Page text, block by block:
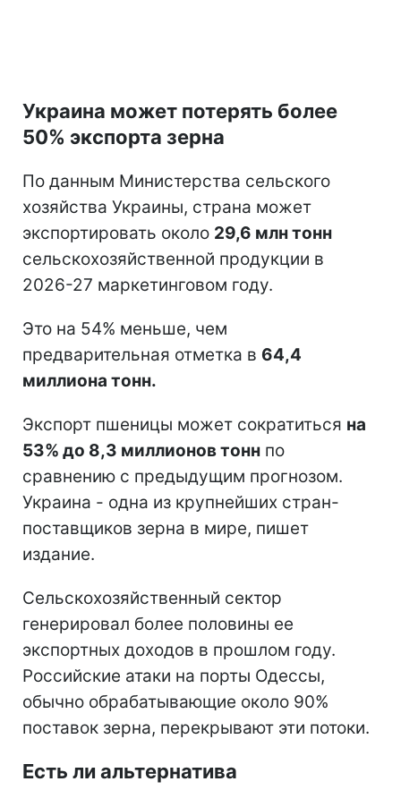
Украина может потерять более
50% экспорта зерна
По данным Министерства сельского
хозяйства Украины, страна может
экспортировать около 29,6 млн тонн
сельскохозяйственной продукции в
2026-27 маркетинговом году.
Это на 54% меньше, чем
предварительная отметка в 64,4
миллиона тонн.
Экспорт пшеницы может сократиться на
53% до 8,3 миллионов тонн по
сравнению с предыдущим прогнозом.
Украина - одна из крупнейших стран-
поставщиков зерна в мире, пишет
издание.
Сельскохозяйственный сектор
генерировал более половины ее
экспортных доходов в прошлом году.
Российские атаки на порты Одессы,
обычно обрабатывающие около 90%
поставок зерна, перекрывают эти потоки.
Есть ли альтернатива